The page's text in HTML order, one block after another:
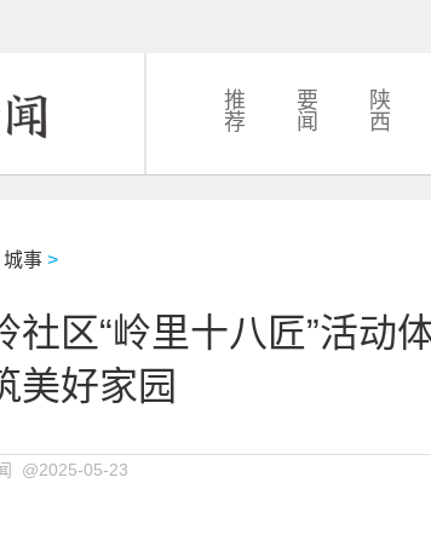
推
荐
要
闻
陕
西
城事 >
社区“岭里十八匠”活动
美好家园
@2025-05-23